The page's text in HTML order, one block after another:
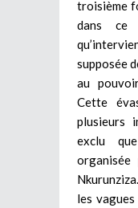
troisième
dans
supposée
au
Cette
plusieurs
exclu
les